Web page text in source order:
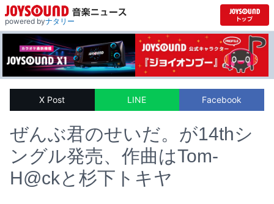
powered byナタリー
X Post LINE Facebook
ぜんぶ君のせいだ。が14thシ
ングル発売、作曲はTom-
H@ckと杉下トキヤ